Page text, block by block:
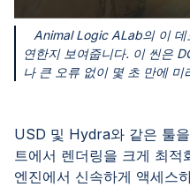
Animal Logic ALab의 이 데
연한지 보여줍니다. 이 씬은
나 큰 오류 없이 몇 초 만에 미
USD 및 Hydra와 같은 툴
트에서 렌더링을 크게 최
엔진에서 신속하게 액세스